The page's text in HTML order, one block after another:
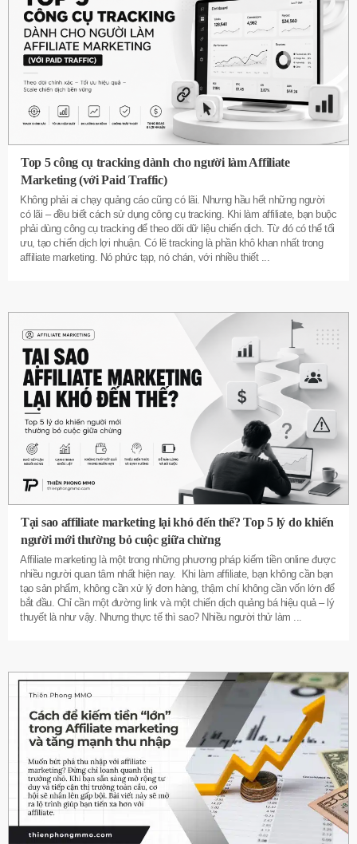
Top 5 công cụ tracking dành cho người làm Affiliate
Marketing (với Paid Traffic)
Không phải ai chạy quảng cáo cũng có lãi. Nhưng hầu hết những người
có lãi – đều biết cách sử dụng công cụ tracking. Khi làm affiliate, bạn buộc
phải dùng công cụ tracking để theo dõi dữ liệu chiến dịch. Từ đó có thể tối
ưu, tạo chiến dịch lợi nhuận. Có lẽ tracking là phần khô khan nhất trong
affiliate marketing. Nó phức tạp, nó chán, với nhiều thiết ...
Tại sao affiliate marketing lại khó đến thế? Top 5 lý do khiến
người mới thường bỏ cuộc giữa chừng
Affiliate marketing là một trong những phương pháp kiếm tiền online được
nhiều người quan tâm nhất hiện nay. Khi làm affiliate, bạn không cần bạn
tạo sản phẩm, không cần xử lý đơn hàng, thậm chí không cần vốn lớn để
bắt đầu. Chỉ cần một đường link và một chiến dịch quảng bá hiệu quả – lý
thuyết là như vậy. Nhưng thực tế thì sao? Nhiều người thử làm